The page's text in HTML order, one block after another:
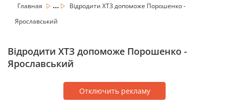
Главная ...
Відродити ХТЗ допоможе Порошенко -
Ярославський
Відродити ХТЗ допоможе Порошенко -
Ярославський
Отключить рекламу